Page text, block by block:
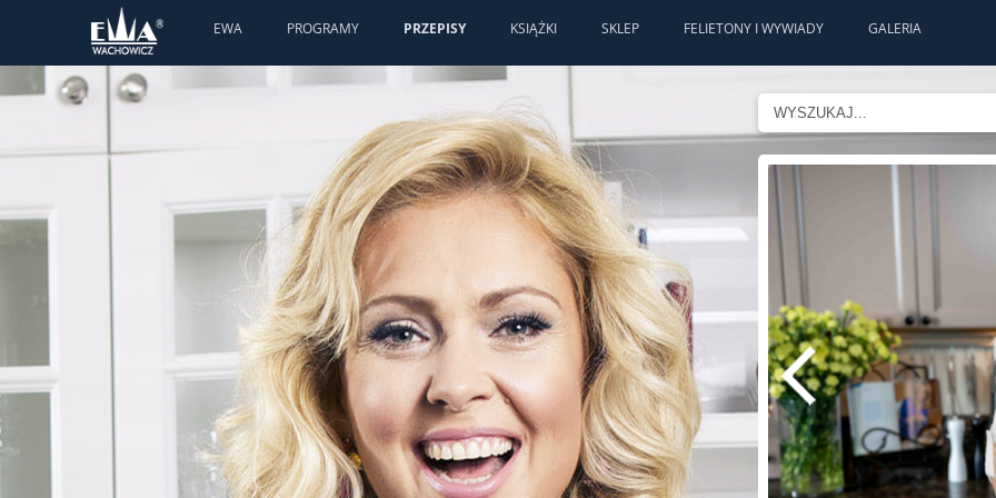
EWA PROGRAMY PRZEPISY KSIĄŻKI SKLEP FELIETONY I WYWIADY GALERIA